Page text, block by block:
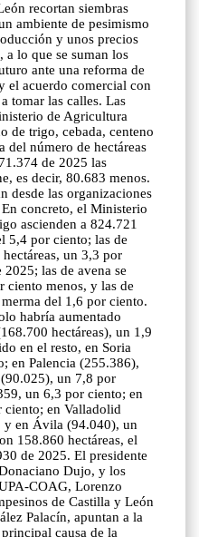
recortan siembras
ambiente de pesimismo
y unos precios
a lo que se suman los
ante una reforma de
el acuerdo comercial con
tomar las calles. Las
de Agricultura
de trigo, cebada, centeno
del número de hectáreas
de 2025 las
es decir, 80.683 menos.
desde las organizaciones
concreto, el Ministerio
ascienden a 824.721
5,4 por ciento; las de
un 3,3 por
las de avena se
ciento menos, y las de
del 1,6 por ciento.
habría aumentado
hectáreas), un 1,9
en el resto, en Soria
en Palencia (255.386),
un 7,8 por
un 6,3 por ciento; en
en Valladolid
y en Ávila (94.040), un
158.860 hectáreas, el
de 2025. El presidente
Dujo, y los
COAG, Lorenzo
de Castilla y León
Palacín, apuntan a la
causa de la